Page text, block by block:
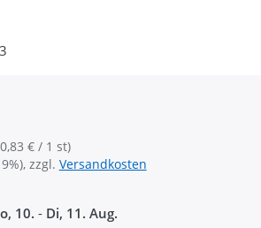
€ / 1 st)
zzgl. Versandkosten
10. - Di, 11. Aug.